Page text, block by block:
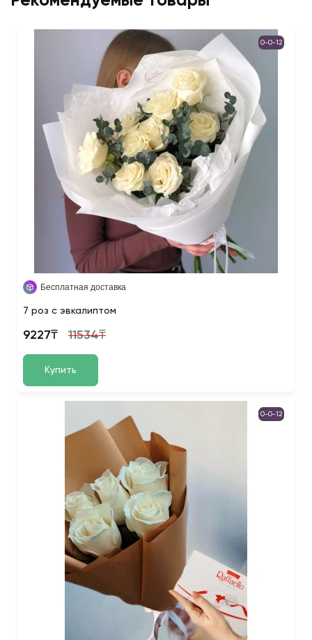
0-0-12
Бесплатная доставка
7 роз с эвкалиптом
9227₸ 11534₸
Купить
0-0-12